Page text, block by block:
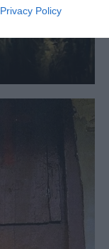
Privacy Policy